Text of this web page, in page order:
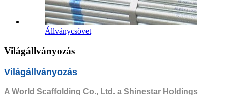
Állványcsövet
Világállványozás
Világállványozás
A World Scaffolding Co., Ltd. a Shinestar Holdings